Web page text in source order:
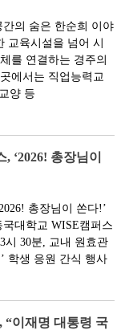
의 숨은 한순희 이야
교육시설을 넘어 시
를 연결하는 경주의
에서는 직업능력교
양 등
‘2026! 총장님이
총장님이 쏜다!’
대학교 WISE캠퍼스
시 30분, 교내 원효관
학생 응원 간식 행사
“이재명 대통령 국